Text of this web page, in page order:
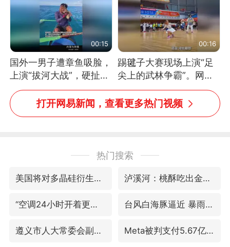
00:15
国外一男子遭章鱼吸脸，
上演“拔河大战”，硬扯加
铁棒敲打方才挣脱
00:16
踢毽子大赛现场上演“足
尖上的武林争霸”。网
友：这哪是踢毽子，分明
是武侠片现场！#睡个好
打开网易新闻，查看更多热门视频
热门搜索
美国将对多晶硅衍生品加征15%关税 泸溪河：桃酥吃出金属牙冠视频不实
“空调24小时开着更省电”不实 台风白海豚逼近 暴雨大暴雨来袭
遵义市人大常委会副主任刘东明被查 Meta被判支付5.67亿美元